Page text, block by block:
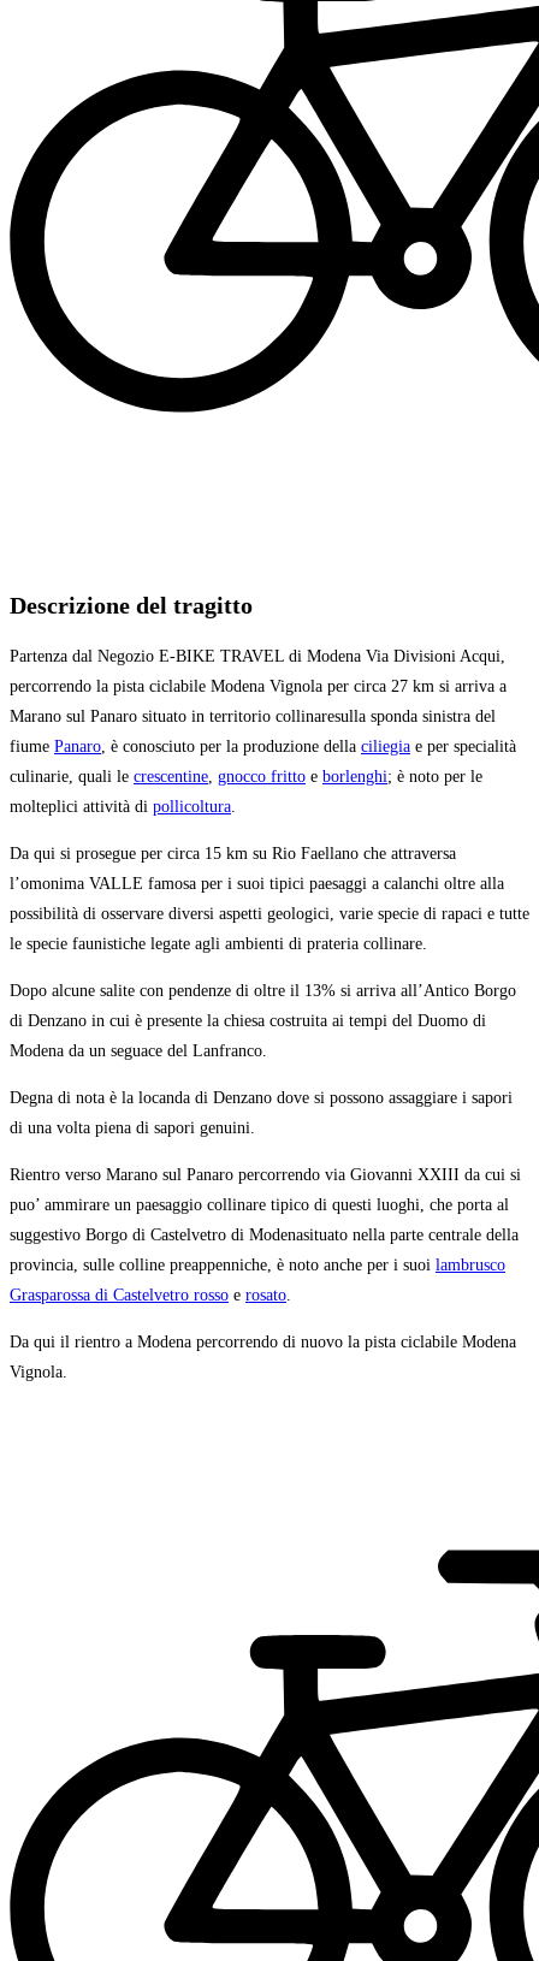
Descrizione del tragitto
Partenza dal Negozio E-BIKE TRAVEL di Modena Via Divisioni Acqui,
percorrendo la pista ciclabile Modena Vignola per circa 27 km si arriva a
Marano sul Panaro situato in territorio collinaresulla sponda sinistra del
fiume Panaro, è conosciuto per la produzione della ciliegia e per specialità
culinarie, quali le crescentine, gnocco fritto e borlenghi; è noto per le
molteplici attività di pollicoltura.
Da qui si prosegue per circa 15 km su Rio Faellano che attraversa
l’omonima VALLE famosa per i suoi tipici paesaggi a calanchi oltre alla
possibilità di osservare diversi aspetti geologici, varie specie di rapaci e tutte
le specie faunistiche legate agli ambienti di prateria collinare.
Dopo alcune salite con pendenze di oltre il 13% si arriva all’Antico Borgo
di Denzano in cui è presente la chiesa costruita ai tempi del Duomo di
Modena da un seguace del Lanfranco.
Degna di nota è la locanda di Denzano dove si possono assaggiare i sapori
di una volta piena di sapori genuini.
Rientro verso Marano sul Panaro percorrendo via Giovanni XXIII da cui si
puo’ ammirare un paesaggio collinare tipico di questi luoghi, che porta al
suggestivo Borgo di Castelvetro di Modenasituato nella parte centrale della
provincia, sulle colline preappenniche, è noto anche per i suoi lambrusco
Grasparossa di Castelvetro rosso e rosato.
Da qui il rientro a Modena percorrendo di nuovo la pista ciclabile Modena
Vignola.